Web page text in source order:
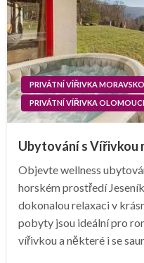
PRIVÁTNÍ VÍŘIVKA
PRIVÁTNÍ VÍŘIVKA
Ubytování s Vířivkou
Objevte wellness
horském prostředí
dokonalou relaxaci v
pobyty jsou ideální pro
vířivkou a některé i se